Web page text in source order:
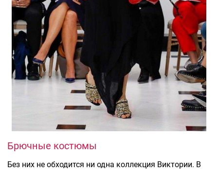
Брючные костюмы
Без них не обходится ни одна коллекция Виктории. В